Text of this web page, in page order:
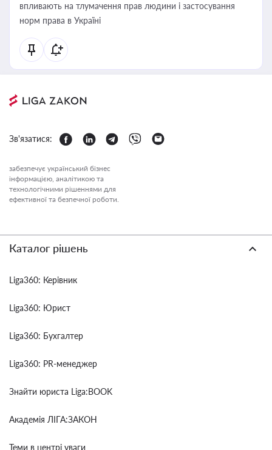
впливають на тлумачення прав людини і застосування
норм права в Україні
Зв'язатися:
забезпечує український бізнес
інформацією, аналітикою та
технологічними рішеннями для
ефективної та безпечної роботи.
Каталог рішень
Liga360: Керівник
Liga360: Юрист
Liga360: Бухгалтер
Liga360: PR-менеджер
Знайти юриста Liga:BOOK
Академія ЛІГА:ЗАКОН
Теми в центрі уваги